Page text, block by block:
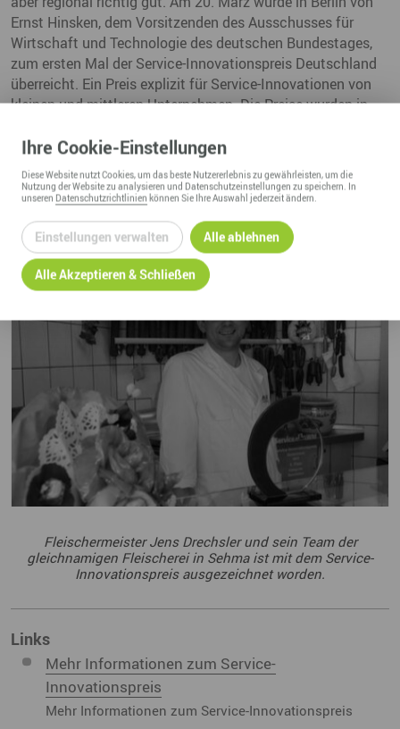
Ernst Hinsken, dem Vorsitzenden des Ausschusses für
Wirtschaft und Technologie des deutschen Bundestages,
zum ersten Mal der Service-Innovationspreis Deutschland
überreicht. Ein Preis explizit für Service-Innovationen von
kleinen und mittleren Unternehmen. Die Preise wurden in
Servolation.Text und Foto: Ariane Grund
08.04.2013
Fleischermeister Jens Drechsler und sein Team der
gleichnamigen Fleischerei in Sehma ist mit dem Service-
Innovationspreis ausgezeichnet worden.
Links
Mehr Informationen zum Service-
Innovationspreis
Mehr Informationen zum Service-Innovationspreis
Ihre Cookie-Einstellungen
DieseWebsitenutzt Cookies, um das beste Nutzererlebnis zu gewährleisten, um die
Nutzung derWebsitezu analysieren und Datenschutzeinstellungen zu speichern. In
unseren Datenschutzrichtlinien können Sie Ihre Auswahl jederzeit ändern.
Einstellungen verwalten Alle ablehnen
Alle Akzeptieren & Schließen